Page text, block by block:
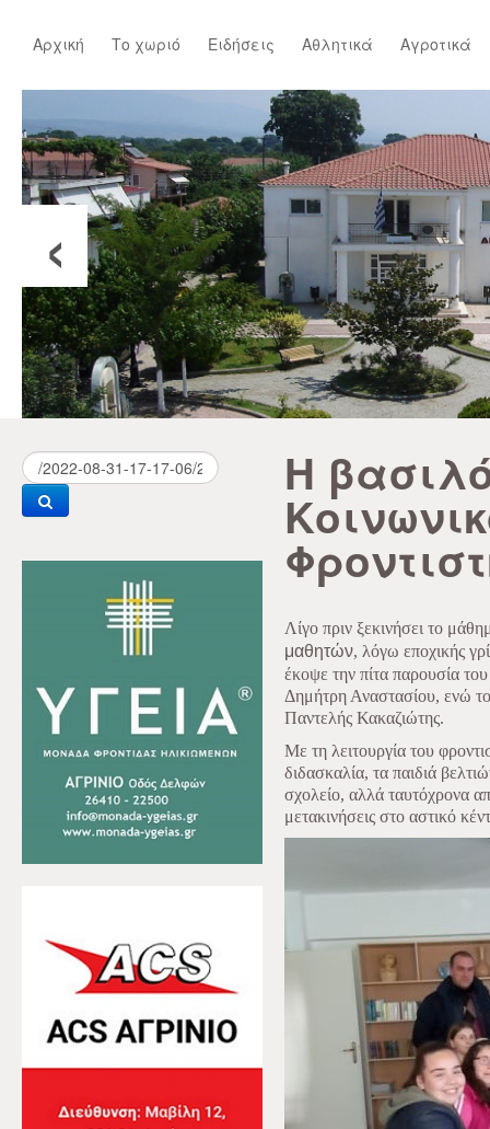
Αρχική Το χωριό Ειδήσεις Αθλητικά Αγροτικά
‹
Η
Λίγο πριν ξεκινήσει το
μαθητών, λόγω εποχικής
έκοψε την πίτα παρουσία
Δημήτρη Αναστασίου, ενώ
Παντελής Κακαζιώτης.
Με τη λειτουργία του
διδασκαλία, τα παιδιά
σχολείο, αλλά ταυτόχρονα
μετακινήσεις στο αστικό